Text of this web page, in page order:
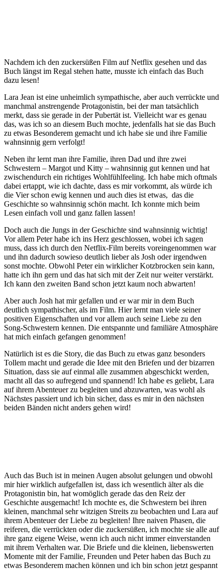
Nachdem ich den zuckersüßen Film auf Netflix gesehen und das
Buch längst im Regal stehen hatte, musste ich einfach das Buch
dazu lesen!
Lara Jean ist eine unheimlich sympathische, aber auch verrückte und
manchmal anstrengende Protagonistin, bei der man tatsächlich
merkt, dass sie gerade in der Pubertät ist. Vielleicht war es genau
das, was ich so an diesem Buch mochte, jedenfalls hat sie das Buch
zu etwas Besonderem gemacht und ich habe sie und ihre Familie
wahnsinnig gern verfolgt!
Neben ihr lernt man ihre Familie, ihren Dad und ihre zwei
Schwestern – Margot und Kitty – wahnsinnig gut kennen und hat
zwischendurch ein richtiges Wohlfühlfeeling. Ich habe mich oftmals
dabei ertappt, wie ich dachte, dass es mir vorkommt, als würde ich
die Vier schon ewig kennen und auch dies ist etwas, das die
Geschichte so wahnsinnig schön macht. Ich konnte mich beim
Lesen einfach voll und ganz fallen lassen!
Doch auch die Jungs in der Geschichte sind wahnsinnig wichtig!
Vor allem Peter habe ich ins Herz geschlossen, wobei ich sagen
muss, dass ich durch den Netflix-Film bereits voreingenommen war
und ihn dadurch sowieso deutlich lieber als Josh oder irgendwen
sonst mochte. Obwohl Peter ein wirklicher Kotzbrocken sein kann,
hatte ich ihn gern und das hat sich mit der Zeit nur weiter verstärkt.
Ich kann den zweiten Band schon jetzt kaum noch abwarten!
Aber auch Josh hat mir gefallen und er war mir in dem Buch
deutlich sympathischer, als im Film. Hier lernt man viele seiner
positiven Eigenschaften und vor allem auch seine Liebe zu den
Song-Schwestern kennen. Die entspannte und familiäre Atmosphäre
hat mich einfach gefangen genommen!
Natürlich ist es die Story, die das Buch zu etwas ganz besonders
Tollem macht und gerade die Idee mit den Briefen und der bizarren
Situation, dass sie auf einmal alle zusammen abgeschickt werden,
macht all das so aufregend und spannend! Ich habe es geliebt, Lara
auf ihrem Abenteuer zu begleiten und abzuwarten, was wohl als
Nächstes passiert und ich bin sicher, dass es mir in den nächsten
beiden Bänden nicht anders gehen wird!
Auch das Buch ist in meinen Augen absolut gelungen und obwohl
mir hier wirklich aufgefallen ist, dass ich wesentlich älter als die
Protagonistin bin, hat womöglich gerade das den Reiz der
Geschichte ausgemacht! Ich mochte es, die Schwestern bei ihren
kleinen, manchmal sehr witzigen Streits zu beobachten und Lara auf
ihrem Abenteuer der Liebe zu begleiten! Ihre naiven Phasen, die
reiferen, die verrückten oder die zuckersüßen, ich mochte sie alle auf
ihre ganz eigene Weise, wenn ich auch nicht immer einverstanden
mit ihrem Verhalten war. Die Briefe und die kleinen, liebenswerten
Momente mit der Familie, Freunden und Peter haben das Buch zu
etwas Besonderem machen können und ich bin schon jetzt gespannt